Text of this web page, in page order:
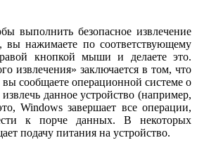
выполнить безопасное извлечение
вы нажимаете по соответствующему
кнопкой мыши и делаете это.
извлечения» заключается в том, что
сообщаете операционной системе о
данное устройство (например,
Windows завершает все операции,
к порче данных. В некоторых
подачу питания на устройство.